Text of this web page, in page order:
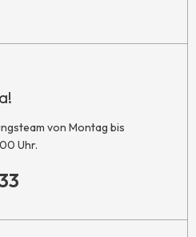
von Montag bis
Uhr.